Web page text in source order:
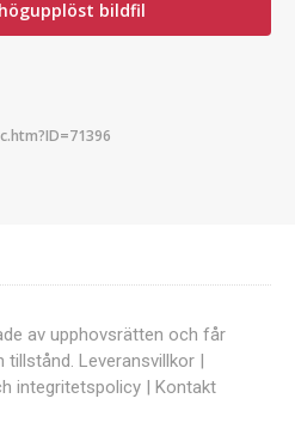
bildfil
av upphovsrätten och får
tillstånd. Leveransvillkor |
integritetspolicy | Kontakt